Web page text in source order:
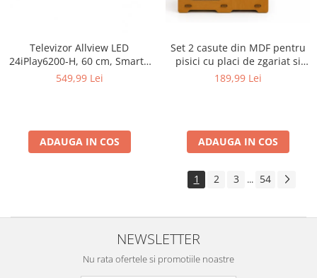
Televizor Allview LED
24iPlay6200-H, 60 cm, Smart ,
HD, Clasa E - Copie
549,99 Lei
ADAUGA IN COS
Set 2 casute din MDF pentru
pisici cu placi de zgariat si
terasa, Buntz, pentru interior,
189,99 Lei
ADAUGA IN COS
1 2 3 ... 54
NEWSLETTER
Nu rata ofertele si promotiile noastre